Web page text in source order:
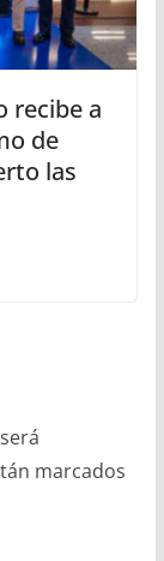
recibe a
de
las
marcados